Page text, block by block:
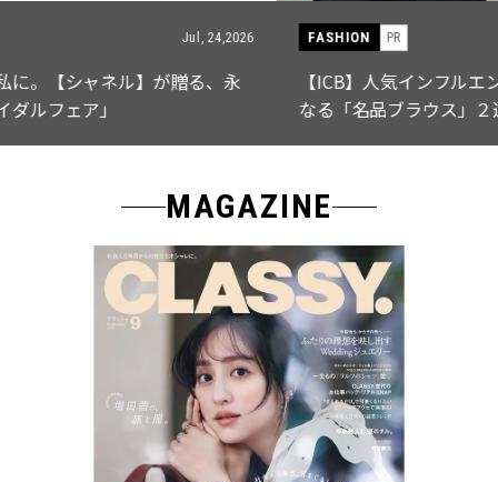
【ICB】人気インフルエンサーと共同制作! 週5で着たく
なる「名品ブラウス」２選
MAGAZINE